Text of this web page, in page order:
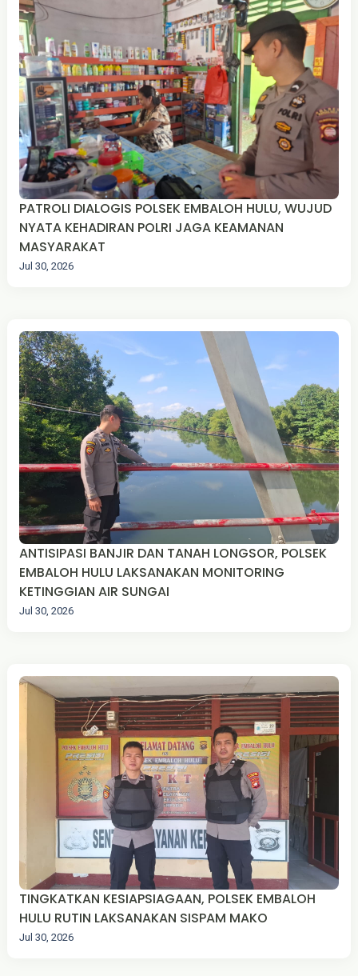
PATROLI DIALOGIS POLSEK EMBALOH HULU, WUJUD
NYATA KEHADIRAN POLRI JAGA KEAMANAN
MASYARAKAT
Jul 30, 2026
ANTISIPASI BANJIR DAN TANAH LONGSOR, POLSEK
EMBALOH HULU LAKSANAKAN MONITORING
KETINGGIAN AIR SUNGAI
Jul 30, 2026
TINGKATKAN KESIAPSIAGAAN, POLSEK EMBALOH
HULU RUTIN LAKSANAKAN SISPAM MAKO
Jul 30, 2026